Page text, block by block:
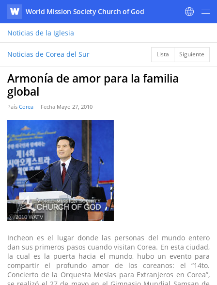
WATV
World Mission Society Church of God
Noticias de la Iglesia
Noticias de Corea del Sur Lista Siguiente
Armonía de amor para la familia
global
País Corea Fecha Mayo 27, 2010
ⓒ 2010 WATV
Incheon es el lugar donde las personas del mundo entero
dan sus primeros pasos cuando visitan Corea. En esta ciudad,
la cual es la puerta hacia el mundo, hubo un evento para
compartir el profundo amor de los coreanos: el “14to.
Concierto de la Orquesta Mesías para Extranjeros en Corea”,